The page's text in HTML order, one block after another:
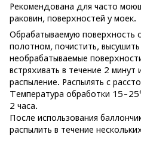
Рекомендована для часто
раковин, поверхностей у моек.
Обрабатываемую
полотном, почистить,
необрабатываемые
встряхивать в течение 2 минут
распыление. Распылять с
Температура обработки 15-
2 часа.
После использования
распылить в течение